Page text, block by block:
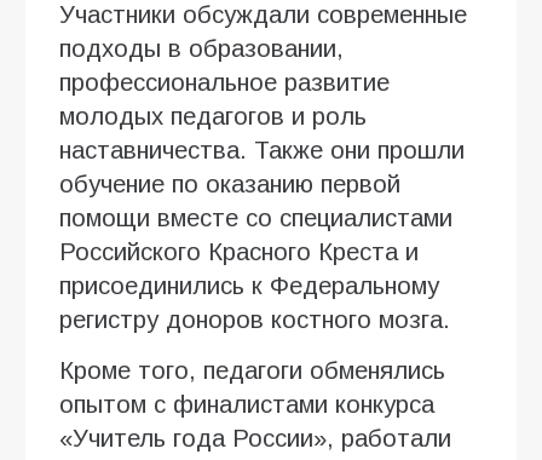
Участники обсуждали современные
подходы в образовании,
профессиональное развитие
молодых педагогов и роль
наставничества. Также они прошли
обучение по оказанию первой
помощи вместе со специалистами
Российского Красного Креста и
присоединились к Федеральному
регистру доноров костного мозга.
Кроме того, педагоги обменялись
опытом с финалистами конкурса
«Учитель года России», работали